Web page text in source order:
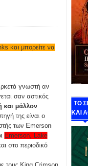
και μπορείτε να
γνωστή αν
σαν αστικός
και μάλλον
της είναι ο
των Emerson
Emerson, Lake
στο περιοδικό
ΤΟ
ΚΑΙ